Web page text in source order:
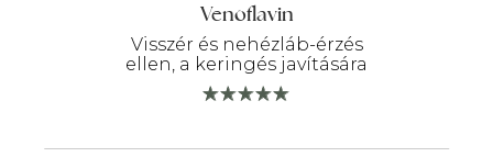
Venoflavin
Visszér és nehézláb-érzés
ellen, a keringés javítására